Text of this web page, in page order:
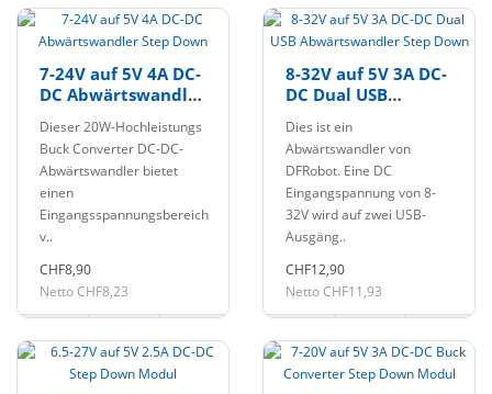
7-24V auf 5V 4A DC-
DC Abwärtswandler
Dieser 20W-Hochleistungs
Buck Converter DC-DC-
Abwärtswandler bietet
einen
Eingangsspannungsbereich
v..
CHF8,90
Netto CHF8,23
8-32V auf 5V 3A DC-
DC Dual USB
Step Down
Dies ist ein
Abwärtswandler von
DFRobot. Eine DC
Eingangspannung von 8-
32V wird auf zwei USB-
Ausgäng..
CHF12,90
Netto CHF11,93